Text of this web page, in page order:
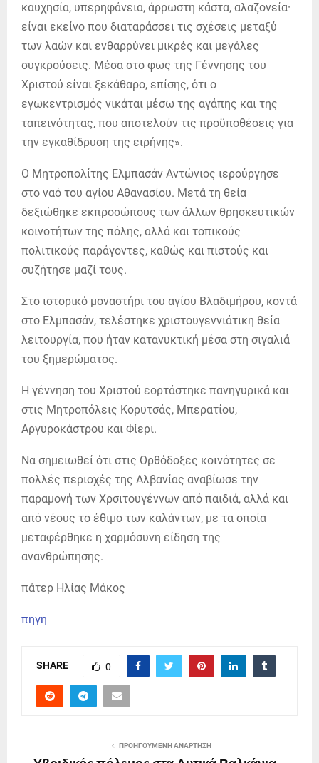
καυχησία, υπερηφάνεια, άρρωστη κάστα, αλαζονεία·
είναι εκείνο που διαταράσσει τις σχέσεις μεταξύ
των λαών και ενθαρρύνει μικρές και μεγάλες
συγκρούσεις. Μέσα στο φως της Γέννησης του
Χριστού είναι ξεκάθαρο, επίσης, ότι ο
εγωκεντρισμός νικάται μέσω της αγάπης και της
ταπεινότητας, που αποτελούν τις προϋποθέσεις για
την εγκαθίδρυση της ειρήνης».
Ο Μητροπολίτης Ελμπασάν Αντώνιος ιερούργησε
στο ναό του αγίου Αθανασίου. Μετά τη θεία
δεξιώθηκε εκπροσώπους των άλλων θρησκευτικών
κοινοτήτων της πόλης, αλλά και τοπικούς
πολιτικούς παράγοντες, καθώς και πιστούς και
συζήτησε μαζί τους.
Στο ιστορικό μοναστήρι του αγίου Βλαδιμήρου, κοντά
στο Ελμπασάν, τελέστηκε χριστουγεννιάτικη θεία
λειτουργία, που ήταν κατανυκτική μέσα στη σιγαλιά
του ξημερώματος.
Η γέννηση του Χριστού εορτάστηκε πανηγυρικά και
στις Μητροπόλεις Κορυτσάς, Μπερατίου,
Αργυροκάστρου και Φίερι.
Να σημειωθεί ότι στις Ορθόδοξες κοινότητες σε
πολλές περιοχές της Αλβανίας αναβίωσε την
παραμονή των Χρσιτουγέννων από παιδιά, αλλά και
από νέους το έθιμο των καλάντων, με τα οποία
μεταφέρθηκε η χαρμόσυνη είδηση της
ανανθρώπησης.
πάτερ Ηλίας Μάκος
πηγη
SHARE 0
ΠΡΟΗΓΟΎΜΕΝΗ ΑΝΆΡΤΗΣΗ